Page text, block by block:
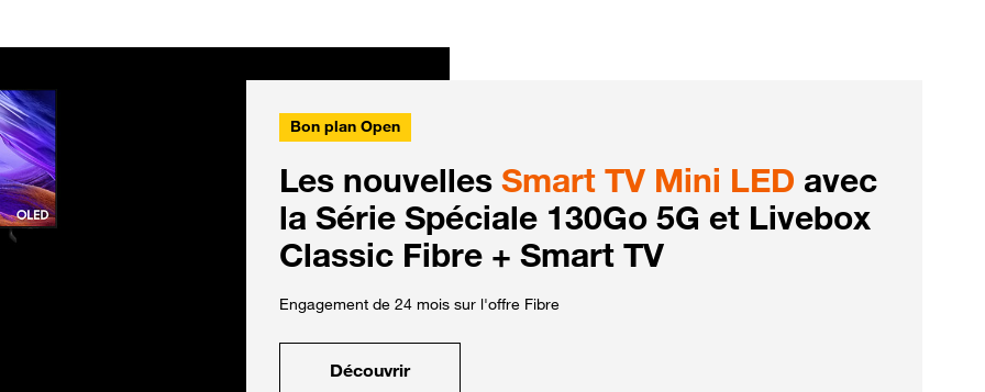
Bon plan Open
Les nouvelles Smart TV Mini LED avec
la Série Spéciale 130Go 5G et Livebox
Classic Fibre + Smart TV
Engagement de 24 mois sur l'offre Fibre
Découvrir